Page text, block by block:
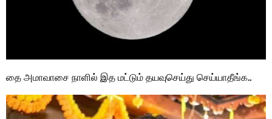
தை அமாவாசை நாளில் இத மட்டும் தயவுசெய்து செய்யாதீங்க..